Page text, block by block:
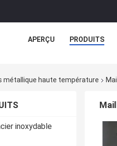
APERÇU PRODUITS
métallique haute température
inoxydable